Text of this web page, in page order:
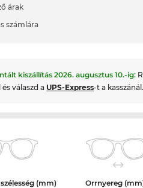
árak
számlára
kiszállítás2026. augusztus 10.-ig:
és válaszd a UPS-Express-t a kasszánál.
(mm)
Orrnyereg